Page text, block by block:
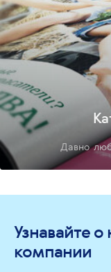
Давно
Узнавайте
компании